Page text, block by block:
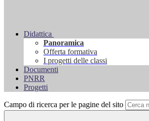
Didattica
Panoramica
Offerta formativa
I progetti delle classi
Documenti
PNRR
Progetti
Campo di ricerca per le pagine del sito